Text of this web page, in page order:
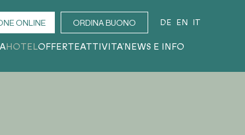
HOTELOFFERTEATTIVITA’NEWS E INFO
ONLINE ORDINA BUONO DE EN IT